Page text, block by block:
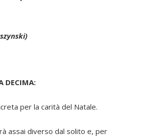
DECIMA:
per la carità del Natale.
assai diverso dal solito e, per